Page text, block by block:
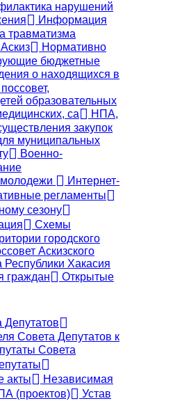
нарушений
Информация
Нормативно
бюджетные
о находящихся в
образовательных
са
НПА,
закупок
муниципальных
Военно-
Интернет-
регламенты
сезону
Схемы
городского
Аскизского
Хакасия
граждан
Открытые
Депутатов
Совета Депутатов к
Совета
акты
Независимая
(проектов)
Устав